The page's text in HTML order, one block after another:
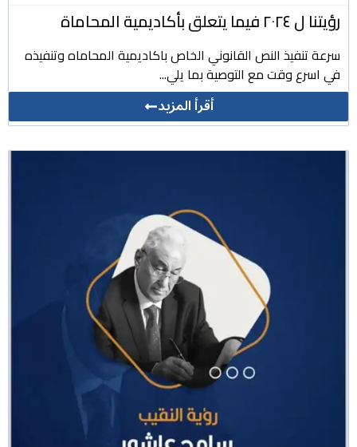
رؤيتنا ل ٢٠٢٤ فيما يتعلق بأكاديمية المحاماة
سرعة تنفيذ النص القانوني الخاص باكاديمية المحاماه وتنفيذه
في اسرع وقت مع التوصية بما يلي...
أقرأ المزيد